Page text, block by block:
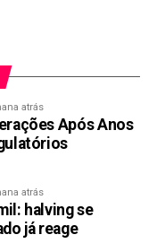
atrás
Após Anos
atrás
halving se
já reage